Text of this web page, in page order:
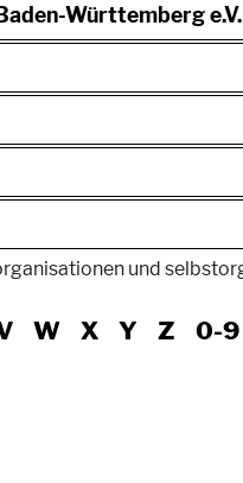
Württemberg e.V.
und
W X Y Z 0-9